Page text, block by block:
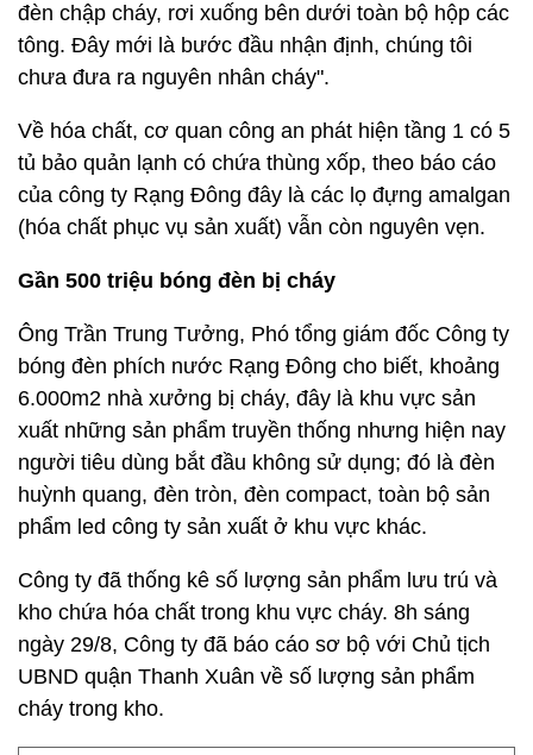
đèn chập cháy, rơi xuống bên dưới toàn bộ hộp các
tông. Đây mới là bước đầu nhận định, chúng tôi
chưa đưa ra nguyên nhân cháy".
Về hóa chất, cơ quan công an phát hiện tầng 1 có 5
tủ bảo quản lạnh có chứa thùng xốp, theo báo cáo
của công ty Rạng Đông đây là các lọ đựng amalgan
(hóa chất phục vụ sản xuất) vẫn còn nguyên vẹn.
Gần 500 triệu bóng đèn bị cháy
Ông Trần Trung Tưởng, Phó tổng giám đốc Công ty
bóng đèn phích nước Rạng Đông cho biết, khoảng
6.000m2 nhà xưởng bị cháy, đây là khu vực sản
xuất những sản phẩm truyền thống nhưng hiện nay
người tiêu dùng bắt đầu không sử dụng; đó là đèn
huỳnh quang, đèn tròn, đèn compact, toàn bộ sản
phẩm led công ty sản xuất ở khu vực khác.
Công ty đã thống kê số lượng sản phẩm lưu trú và
kho chứa hóa chất trong khu vực cháy. 8h sáng
ngày 29/8, Công ty đã báo cáo sơ bộ với Chủ tịch
UBND quận Thanh Xuân về số lượng sản phẩm
cháy trong kho.